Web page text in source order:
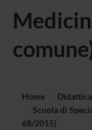
Home Didattica
Scuola di
68/2015)